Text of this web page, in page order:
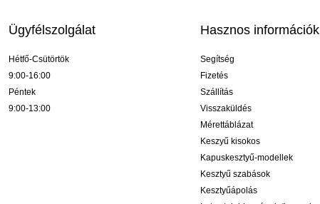
Ügyfélszolgálat
Hétfő-Csütörtök
9:00-16:00
Péntek
9:00-13:00
Hasznos információk
Segítség
Fizetés
Szállítás
Visszaküldés
Mérettáblázat
Keszyű kisokos
Kapuskesztyű-modellek
Kesztyű szabások
Kesztyűápolás